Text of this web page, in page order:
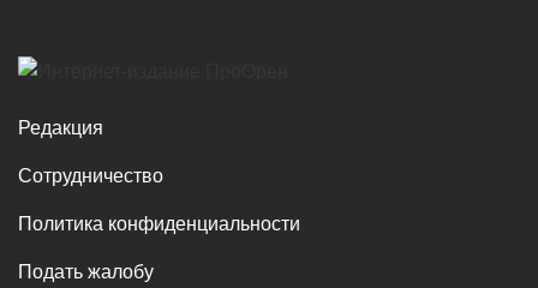
Редакция
Сотрудничество
Политика конфиденциальности
Подать жалобу